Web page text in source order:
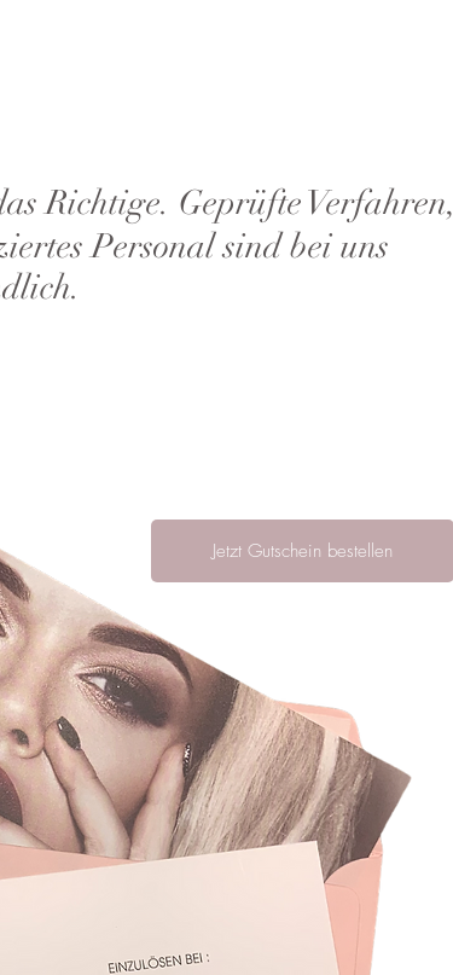
Richtige. Geprüfte Verfahren,
Personal sind bei uns
Jetzt Gutschein bestellen